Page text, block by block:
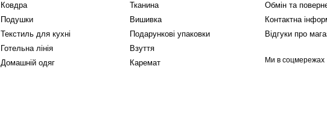
Ковдра
Подушки
Текстиль для кухні
Готельна лінія
Домашній одяг
Тканина
Вишивка
Подарункові упаковки
Взуття
Каремат
Обмін та
Контактна
Відгуки про
Ми в соцмережах